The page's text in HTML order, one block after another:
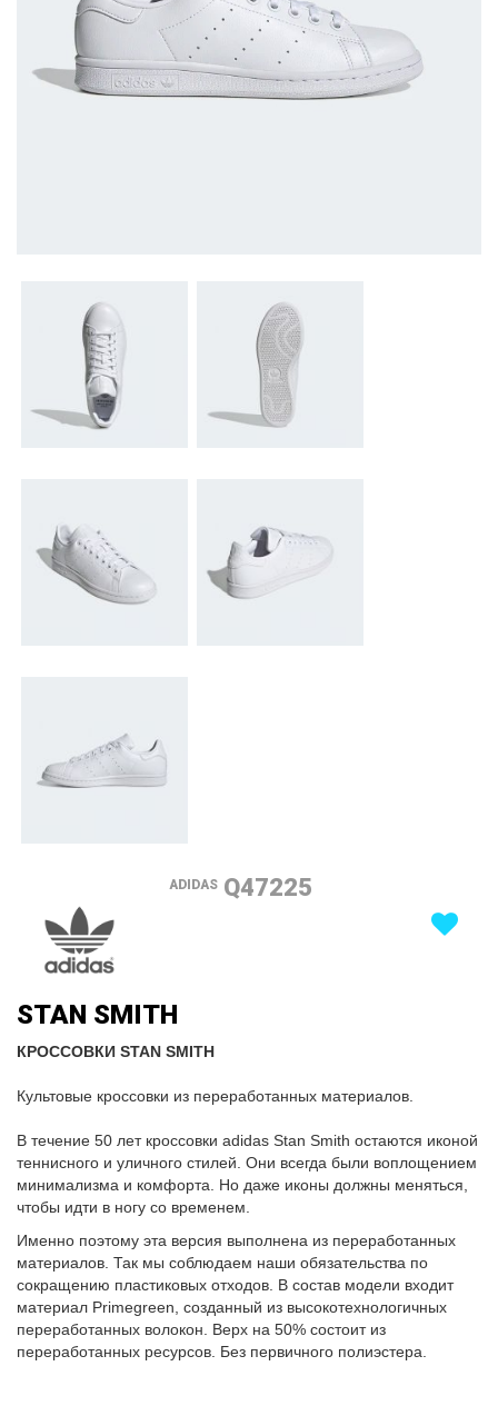
ADIDAS Q47225
STAN SMITH
КРОССОВКИ STAN SMITH
Культовые кроссовки из переработанных материалов.
В течение 50 лет кроссовки adidas Stan Smith остаются иконой
теннисного и уличного стилей. Они всегда были воплощением
минимализма и комфорта. Но даже иконы должны меняться,
чтобы идти в ногу со временем.
Именно поэтому эта версия выполнена из переработанных
материалов. Так мы соблюдаем наши обязательства по
сокращению пластиковых отходов. В состав модели входит
материал Primegreen, созданный из высокотехнологичных
переработанных волокон. Верх на 50% состоит из
переработанных ресурсов. Без первичного полиэстера.